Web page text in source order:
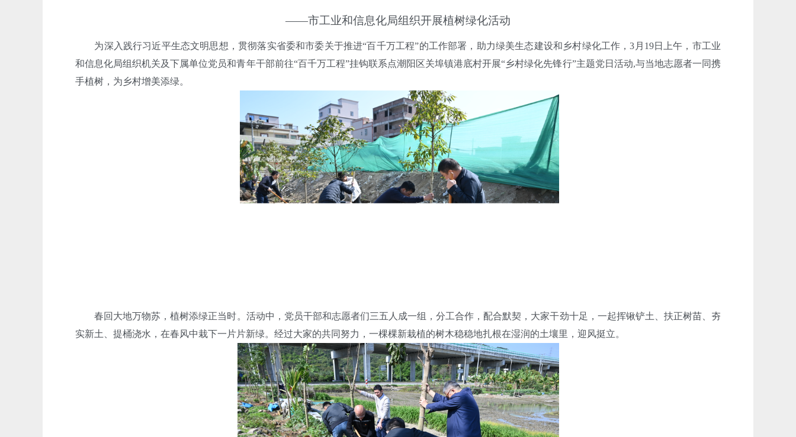
——市工业和信息化局组织开展植树绿化活动
为深入践行习近平生态文明思想，贯彻落实省委和市委关于推进“百千万工程”的工作部署，助力绿美生态建设和乡村绿化工作，3月19日上午，市工业
和信息化局组织机关及下属单位党员和青年干部前往“百千万工程”挂钩联系点潮阳区关埠镇港底村开展“乡村绿化先锋行”主题党日活动,与当地志愿者一同携
手植树，为乡村增美添绿。
春回大地万物苏，植树添绿正当时。活动中，党员干部和志愿者们三五人成一组，分工合作，配合默契，大家干劲十足，一起挥锹铲土、扶正树苗、夯
实新土、提桶浇水，在春风中栽下一片片新绿。经过大家的共同努力，一棵棵新栽植的树木稳稳地扎根在湿润的土壤里，迎风挺立。